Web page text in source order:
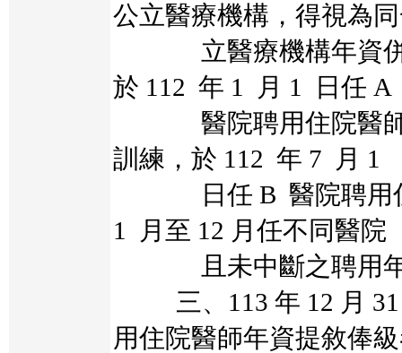
公立醫療機構，得視為
立醫療機構年資併
於 112 年 1 月 1 日任 A
醫院聘用住院醫師
訓練，於 112 年 7 月 1
日任 B 醫院聘用住
1 月至 12 月任不同醫院
且未中斷之聘用年
三、113 年 12 月 31
用住院醫師年資提敘俸